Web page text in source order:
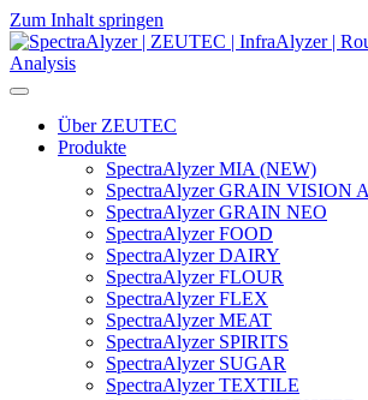
Zum Inhalt springen
Hauptnavigation
Über ZEUTEC
Produkte
SpectraAlyzer MIA (NEW)
SpectraAlyzer GRAIN VISION
SpectraAlyzer GRAIN NEO
SpectraAlyzer FOOD
SpectraAlyzer DAIRY
SpectraAlyzer FLOUR
SpectraAlyzer FLEX
SpectraAlyzer MEAT
SpectraAlyzer SPIRITS
SpectraAlyzer SUGAR
SpectraAlyzer TEXTILE